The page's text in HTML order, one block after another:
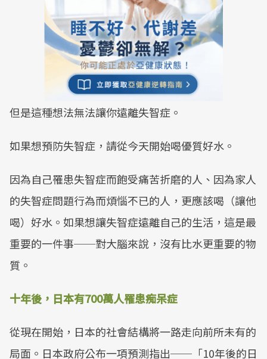
但是這種想法無法讓你遠離失智症。
如果想預防失智症，請從今天開始喝優質好水。
因為自己罹患失智症而飽受痛苦折磨的人、因為家人
的失智症問題行為而煩惱不已的人，更應該喝（讓他
喝）好水。如果想讓失智症遠離自己的生活，這是最
重要的一件事──對大腦來說，沒有比水更重要的物
質。
十年後，日本有700萬人罹患痴呆症
從現在開始，日本的社會結構將一路走向前所未有的
局面。日本政府公布一項預測指出──「10年後的日